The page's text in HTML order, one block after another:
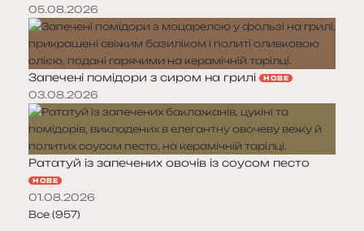
05.08.2026
Запечені помідори з сиром на грилі НОВЕ
03.08.2026
Рататуй із запечених овочів із соусом песто
НОВЕ
01.08.2026
Все (957)